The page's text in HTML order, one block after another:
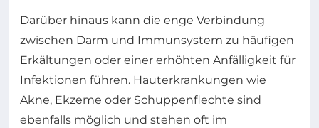
Darüber hinaus kann die enge Verbindung
zwischen Darm und Immunsystem zu häufigen
Erkältungen oder einer erhöhten Anfälligkeit für
Infektionen führen. Hauterkrankungen wie
Akne, Ekzeme oder Schuppenflechte sind
ebenfalls möglich und stehen oft im